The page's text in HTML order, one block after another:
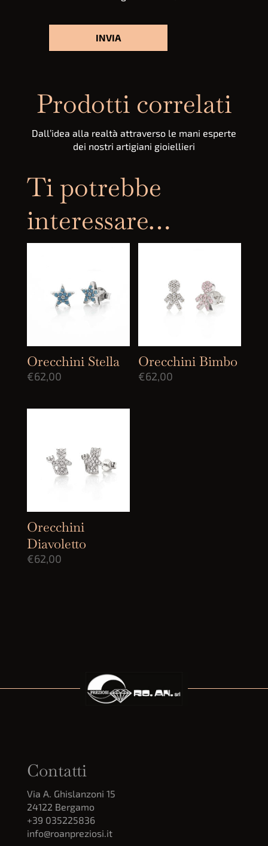
Prodotti correlati
Dall’idea alla realtà attraverso le mani esperte
dei nostri artigiani gioiellieri
Ti potrebbe
interessare…
Orecchini Stella
€62,00
Orecchini Bimbo
€62,00
Orecchini
Diavoletto
€62,00
Contatti
Via A. Ghislanzoni 15
24122 Bergamo
+39 035225836
info@roanpreziosi.it